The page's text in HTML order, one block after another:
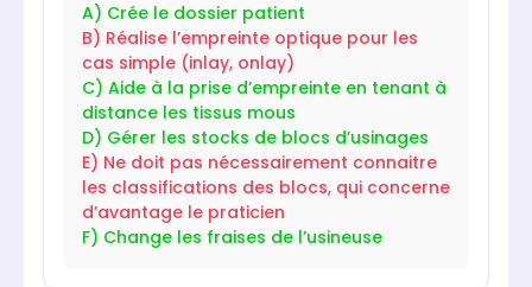
A) Crée le dossier patient
B) Réalise l’empreinte optique pour les
cas simple (inlay, onlay)
C) Aide à la prise d’empreinte en tenant à
distance les tissus mous
D) Gérer les stocks de blocs d’usinages
E) Ne doit pas nécessairement connaitre
les classifications des blocs, qui concerne
d’avantage le praticien
F) Change les fraises de l’usineuse